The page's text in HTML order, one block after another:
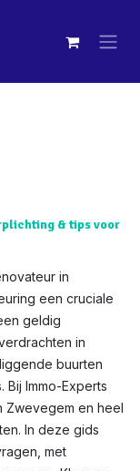
& tips voor
in
een cruciale
geldig
in
buurten
Bij Immo-Experts
Zwevegem en heel
In deze gids
met